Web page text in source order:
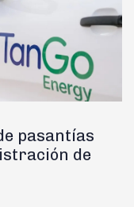
pasantías
de